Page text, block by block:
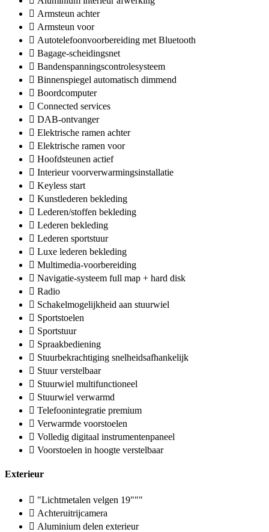
Armsteun achter
Armsteun voor
Autotelefoonvoorbereiding met Bluetooth
Bagage-scheidingsnet
Bandenspanningscontrolesysteem
Binnenspiegel automatisch dimmend
Boordcomputer
Connected services
DAB-ontvanger
Elektrische ramen achter
Elektrische ramen voor
Hoofdsteunen actief
Interieur voorverwarmingsinstallatie
Keyless start
Kunstlederen bekleding
Lederen/stoffen bekleding
Lederen bekleding
Lederen sportstuur
Luxe lederen bekleding
Multimedia-voorbereiding
Navigatie-systeem full map + hard disk
Radio
Schakelmogelijkheid aan stuurwiel
Sportstoelen
Sportstuur
Spraakbediening
Stuurbekrachtiging snelheidsafhankelijk
Stuur verstelbaar
Stuurwiel multifunctioneel
Stuurwiel verwarmd
Telefoonintegratie premium
Verwarmde voorstoelen
Volledig digitaal instrumentenpaneel
Voorstoelen in hoogte verstelbaar
Exterieur
"Lichtmetalen velgen 19"""
Achteruitrijcamera
Aluminium delen exterieur